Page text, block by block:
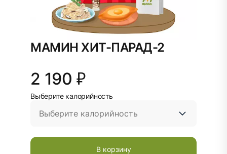
МАМИН ХИТ-ПАРАД-2
2 190 ₽
Выберите калорийность
В корзину